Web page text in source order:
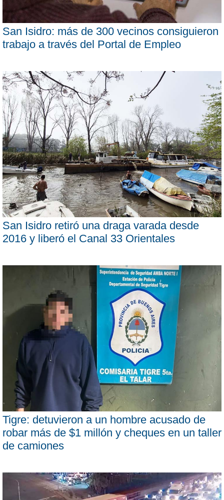
San Isidro: más de 300 vecinos consiguieron
trabajo a través del Portal de Empleo
San Isidro retiró una draga varada desde
2016 y liberó el Canal 33 Orientales
Tigre: detuvieron a un hombre acusado de
robar más de $1 millón y cheques en un taller
de camiones